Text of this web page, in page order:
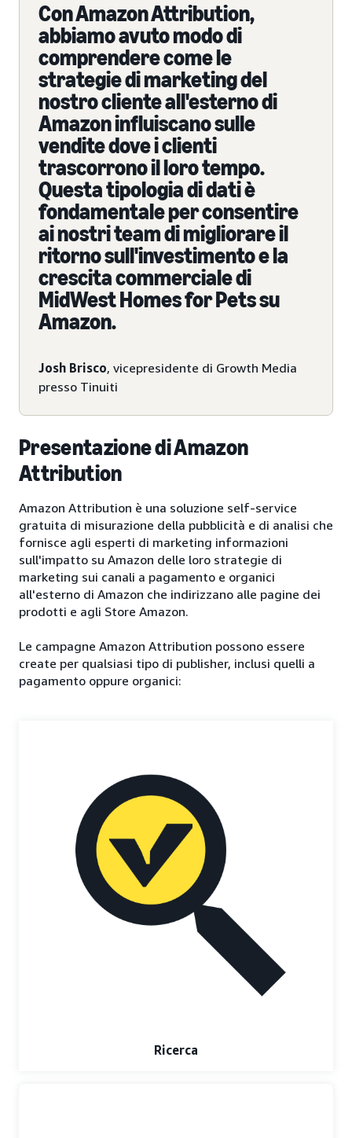
Con Amazon Attribution,
abbiamo avuto modo di
comprendere come le
strategie di marketing del
nostro cliente all'esterno di
Amazon influiscano sulle
vendite dove i clienti
trascorrono il loro tempo.
Questa tipologia di dati è
fondamentale per consentire
ai nostri team di migliorare il
ritorno sull'investimento e la
crescita commerciale di
MidWest Homes for Pets su
Amazon.
Josh Brisco, vicepresidente di Growth Media
presso Tinuiti
Presentazione di Amazon
Attribution
Amazon Attribution è una soluzione self-service
gratuita di misurazione della pubblicità e di analisi che
fornisce agli esperti di marketing informazioni
sull'impatto su Amazon delle loro strategie di
marketing sui canali a pagamento e organici
all'esterno di Amazon che indirizzano alle pagine dei
prodotti e agli Store Amazon.
Le campagne Amazon Attribution possono essere
create per qualsiasi tipo di publisher, inclusi quelli a
pagamento oppure organici:
Ricerca